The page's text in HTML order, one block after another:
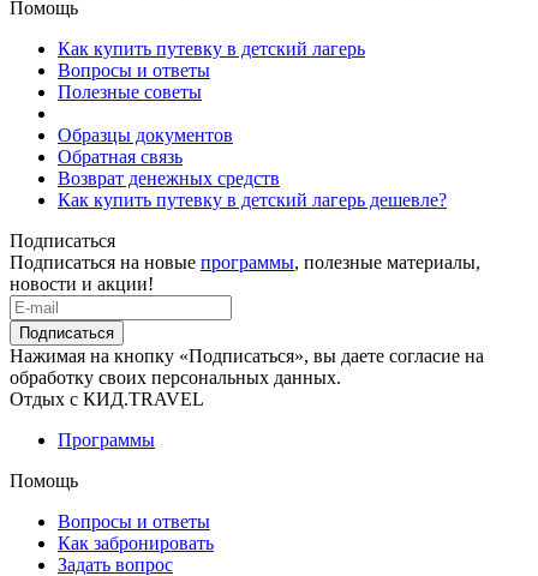
Помощь
Как купить путевку в детский лагерь
Вопросы и ответы
Полезные советы
Образцы документов
Обратная связь
Возврат денежных средств
Как купить путевку в детский лагерь дешевле?
Подписаться
Подписаться на новые программы, полезные материалы,
новости и акции!
Подписаться
Нажимая на кнопку «Подписаться», вы даете согласие на
обработку своих персональных данных.
Отдых с КИД.TRAVEL
Программы
Помощь
Вопросы и ответы
Как забронировать
Задать вопрос